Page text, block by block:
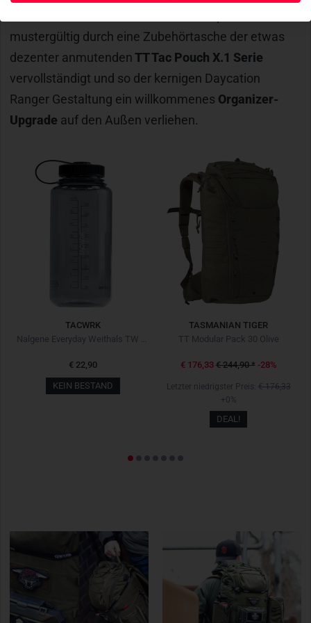
mustergültig durch eine Zubehörtasche der etwas
dezenter anmutendenTT Tac Pouch X.1 Serie
vervollständigt und so der kernigen Daycation
Ranger Gestaltung ein willkommenes Organizer-
Upgrade auf den Außen verliehen.
TACWRK
€ 22,90
KEIN BESTAND
TASMANIAN TIGER
TT Modular Pack 30 Olive
€ 176,33 € 244,90* -28%
Letzter niedrigster Preis: € 176,33
+0%
DEAL!